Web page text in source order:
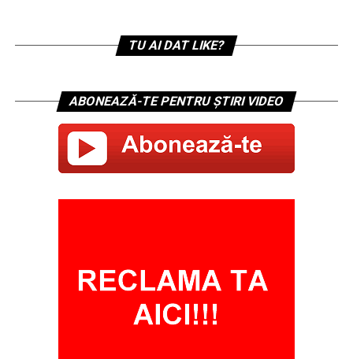
TU AI DAT LIKE?
ABONEAZĂ-TE PENTRU ȘTIRI VIDEO